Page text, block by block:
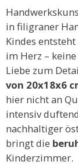
in filigraner
Kindes
im Herz –
Liebe zum
von 20x18x6
hier nicht an
intensiv
nachhaltiger
bringt die
Kinderzimmer.